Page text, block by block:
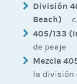
División
Beach) —
405/133
de peaje
Mezcla
la división